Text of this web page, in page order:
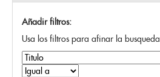
Añadir filtros:
Usa los filtros para afinar la busqueda.